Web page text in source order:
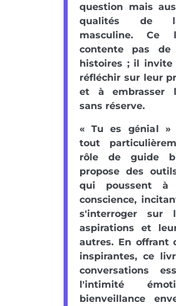
question mais
qualités de
masculine.
contente pas de
histoires ; il invite
réfléchir sur leur
et à embrasser
sans réserve.
« Tu es génial »
tout
rôle de guide
propose des
qui poussent
conscience,
s'interroger sur
aspirations et
autres. En offrant
inspirantes, ce
conversations
l'intimité
bienveillance